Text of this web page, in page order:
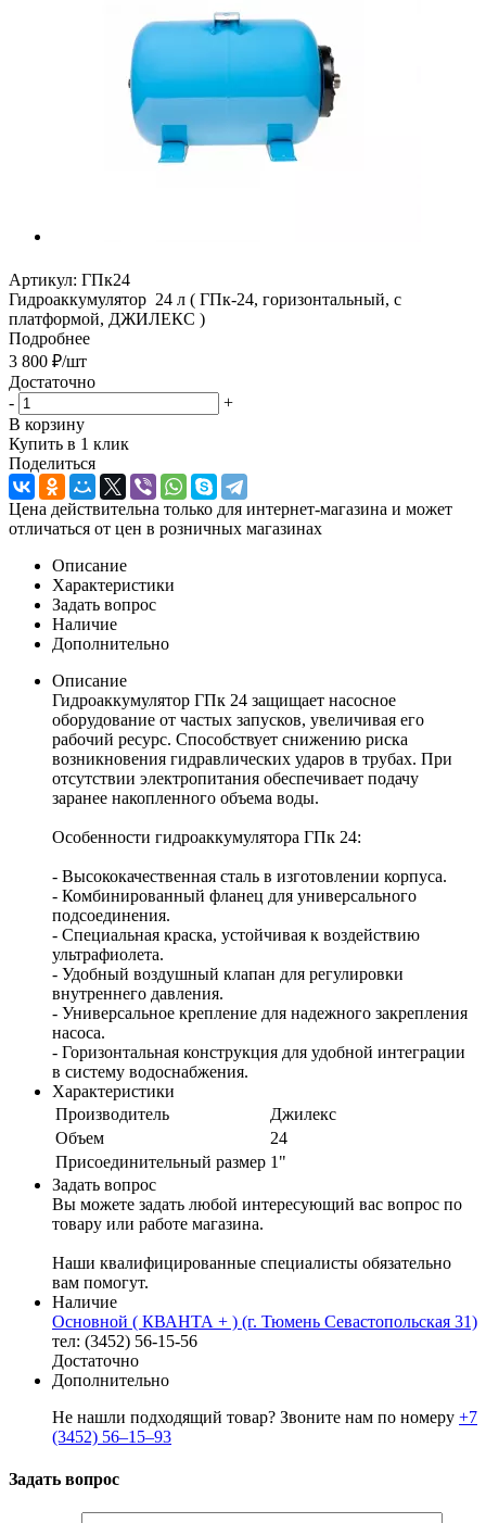
Артикул: ГПк24
Гидроаккумулятор 24 л ( ГПк-24, горизонтальный, с
платформой, ДЖИЛЕКС )
Подробнее
3 800 ₽/шт
Достаточно
-
+
В корзину
Купить в 1 клик
Поделиться
Цена действительна только для интернет-магазина и может
отличаться от цен в розничных магазинах
Описание
Характеристики
Задать вопрос
Наличие
Дополнительно
Описание
Гидроаккумулятор ГПк 24 защищает насосное
оборудование от частых запусков, увеличивая его
рабочий ресурс. Способствует снижению риска
возникновения гидравлических ударов в трубах. При
отсутствии электропитания обеспечивает подачу
заранее накопленного объема воды.
Особенности гидроаккумулятора ГПк 24:
- Высококачественная сталь в изготовлении корпуса.
- Комбинированный фланец для универсального
подсоединения.
- Специальная краска, устойчивая к воздействию
ультрафиолета.
- Удобный воздушный клапан для регулировки
внутреннего давления.
- Универсальное крепление для надежного закрепления
насоса.
- Горизонтальная конструкция для удобной интеграции
в систему водоснабжения.
Характеристики
Производитель
Джилекс
Объем
24
Присоединительный размер 1"
Задать вопрос
Вы можете задать любой интересующий вас вопрос по
товару или работе магазина.
Наши квалифицированные специалисты обязательно
вам помогут.
Наличие
Основной ( КВАНТА + ) (г. Тюмень Севастопольская 31)
тел: (3452) 56-15-56
Достаточно
Дополнительно
Не нашли подходящий товар? Звоните нам по номеру +7
(3452) 56‒15‒93
Задать вопрос